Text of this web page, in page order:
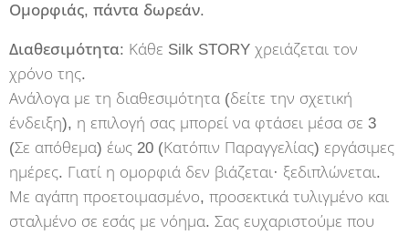
Ομορφιάς, πάντα δωρεάν.
Διαθεσιμότητα: Κάθε Silk STORY χρειάζεται τον
χρόνο της.
Ανάλογα με τη διαθεσιμότητα (δείτε την σχετική
ένδειξη), η επιλογή σας μπορεί να φτάσει μέσα σε 3
(Σε απόθεμα) έως 20 (Κατόπιν Παραγγελίας) εργάσιμες
ημέρες. Γιατί η ομορφιά δεν βιάζεται· ξεδιπλώνεται.
Με αγάπη προετοιμασμένο, προσεκτικά τυλιγμένο και
σταλμένο σε εσάς με νόημα. Σας ευχαριστούμε που